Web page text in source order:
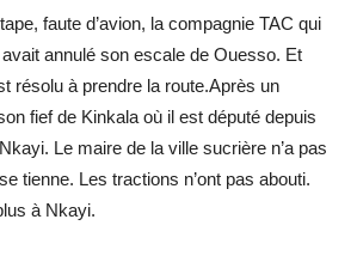
faute d’avion, la compagnie TAC qui
annulé son escale de Ouesso. Et
résolu à prendre la route.Après un
fief de Kinkala où il est député depuis
Le maire de la ville sucrière n’a pas
tienne. Les tractions n’ont pas abouti.
à Nkayi.